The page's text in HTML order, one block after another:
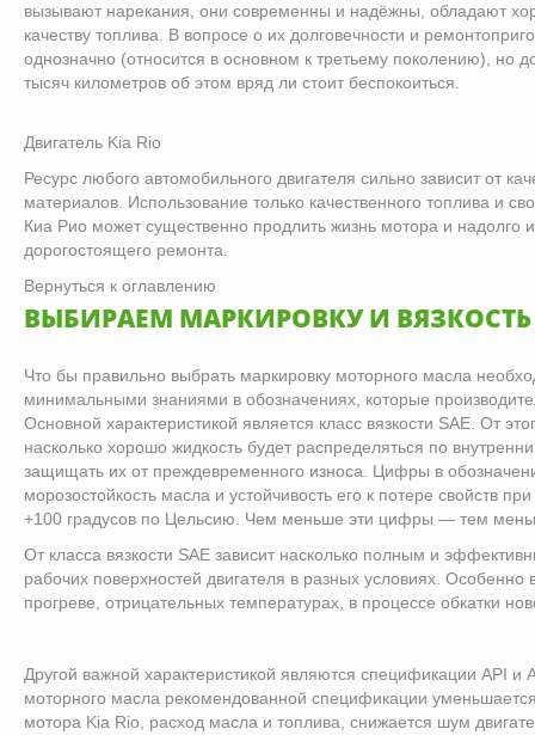
вызывают нарекания, они современны и надёжны, обладают
качеству топлива. В вопросе о их долговечности и
однозначно (относится в основном к третьему поколению), но
тысяч километров об этом вряд ли стоит беспокоиться.
Двигатель Kia Rio
Ресурс любого автомобильного двигателя сильно зависит от
материалов. Использование только качественного топлива и
Киа Рио может существенно продлить жизнь мотора и надолго
дорогостоящего ремонта.
Вернуться к оглавлению
ВЫБИРАЕМ МАРКИРОВКУ И ВЯЗКОСТЬ
Что бы правильно выбрать маркировку моторного масла
минимальными знаниями в обозначениях, которые
Основной характеристикой является класс вязкости SAE. От
насколько хорошо жидкость будет распределяться по
защищать их от преждевременного износа. Цифры в
морозостойкость масла и устойчивость его к потере свойств
+100 градусов по Цельсию. Чем меньше эти цифры — тем
От класса вязкости SAE зависит насколько полным и
рабочих поверхностей двигателя в разных условиях. Особенно
прогреве, отрицательных температурах, в процессе обкатки
Другой важной характеристикой являются спецификации API и
моторного масла рекомендованной спецификации
мотора Kia Rio, расход масла и топлива, снижается шум